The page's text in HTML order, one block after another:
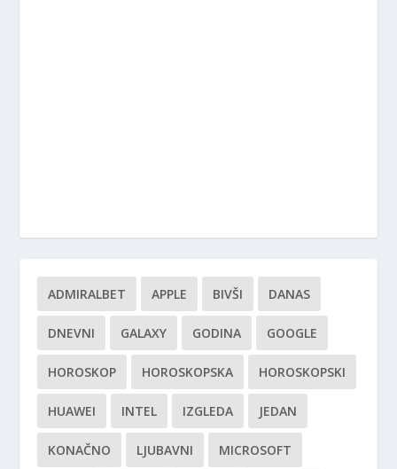
ADMIRALBET APPLE BIVŠI DANAS
DNEVNI GALAXY GODINA GOOGLE
HOROSKOP HOROSKOPSKA HOROSKOPSKI
HUAWEI INTEL IZGLEDA JEDAN
KONAČNO LJUBAVNI MICROSOFT